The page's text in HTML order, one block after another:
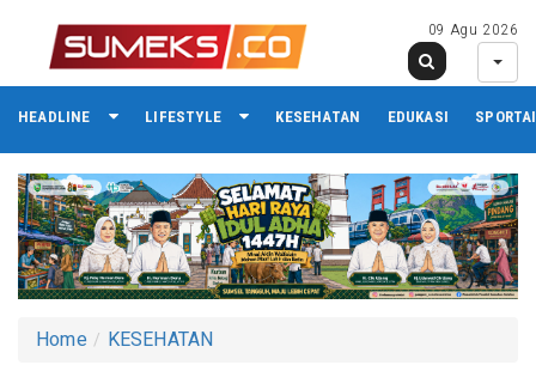
09 Agu 2026
HEADLINE LIFESTYLE KESEHATAN EDUKASI
Home KESEHATAN